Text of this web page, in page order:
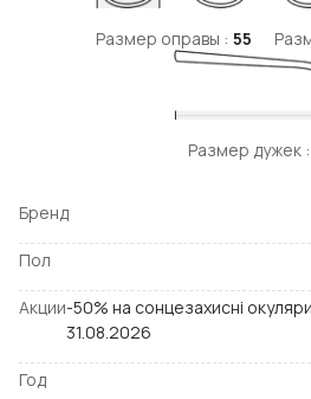
Размер оправы : 55
Размер дужек :
Бренд
Пол
Акции-50% на сонцезахисні
31.08.2026
Год